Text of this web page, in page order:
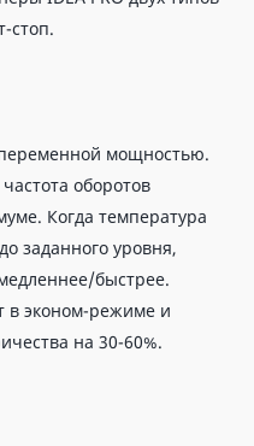
стоп.
мощностью.
оборотов
Когда температура
заданного уровня,
быстрее.
в эконом-режиме и
на 30-60%.